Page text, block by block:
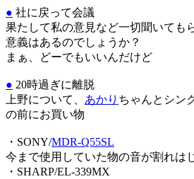
● 社に戻って会議
果たして私の意見など一切聞いても
意義はあるのでしょうか？
まぁ、どーでもいいんだけど
● 20時過ぎに離脱
上野について、 あかり ちゃんとシン
の前にお買い物
・SONY/MDR-Q55SL
今まで使用していた物の音が割れは
・SHARP/EL-339MX